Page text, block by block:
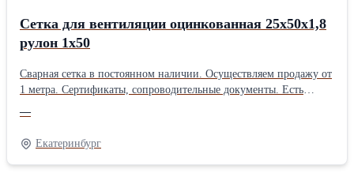
Сетка для вентиляции оцинкованная 25х50х1,8
рулон 1х50
Сварная сетка в постоянном наличии. Осуществляем продажу от
1 метра. Сертификаты, сопроводительные документы. Есть
http://pt096.ru или отправив свой заказ на почту zakaz@pt096.ru
—
Екатеринбург